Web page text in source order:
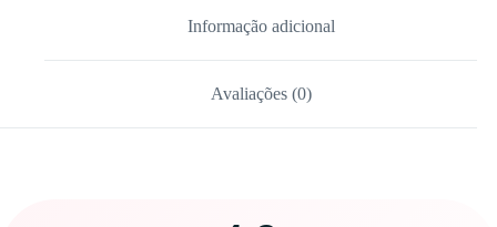
Informação adicional
Avaliações (0)